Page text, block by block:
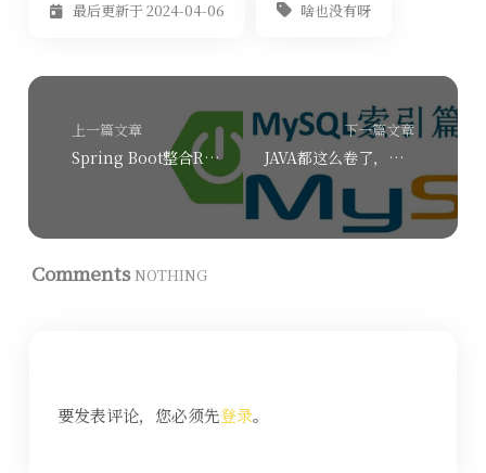
最后更新于 2024-04-06 啥也没有呀
上一篇文章
Spring Boot整合Redis
下一篇文章
JAVA都这么卷了，MySQL索引你还不了解吗？一文带你熟悉MySQL索引。
Comments NOTHING
要发表评论，您必须先登录。